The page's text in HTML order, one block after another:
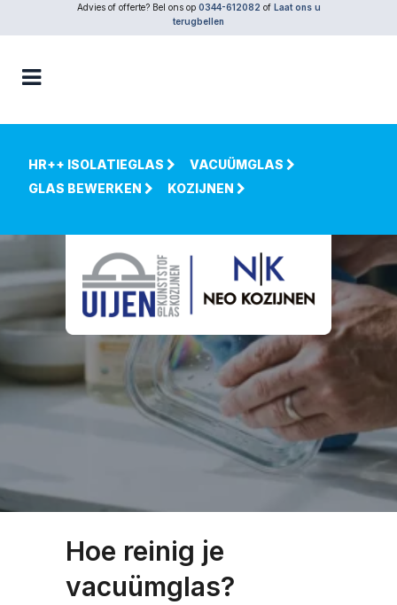
Advies of offerte? Bel ons op 0344-612082 of Laat ons u
terugbellen
HR++ ISOLATIEGLAS
VACUÜMGLAS
GLAS BEWERKEN
KOZIJNEN
Hoe reinig je
vacuümglas?